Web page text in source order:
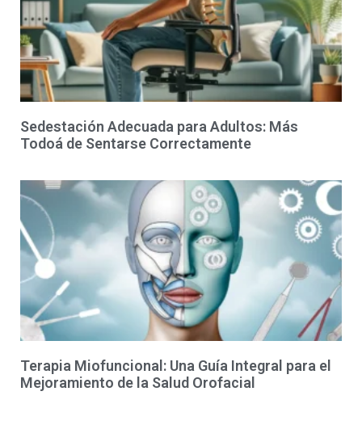
Sedestación Adecuada para Adultos: Más
Todoá de Sentarse Correctamente
Terapia Miofuncional: Una Guía Integral para el
Mejoramiento de la Salud Orofacial